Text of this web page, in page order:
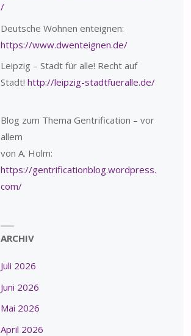
/
Deutsche Wohnen enteignen:
https://www.dwenteignen.de/
Leipzig – Stadt für alle! Recht auf
Stadt! http://leipzig-stadtfueralle.de/
Blog zum Thema Gentrification – vor
allem
von A. Holm:
https://gentrificationblog.wordpress.
com/
ARCHIV
Juli 2026
Juni 2026
Mai 2026
April 2026